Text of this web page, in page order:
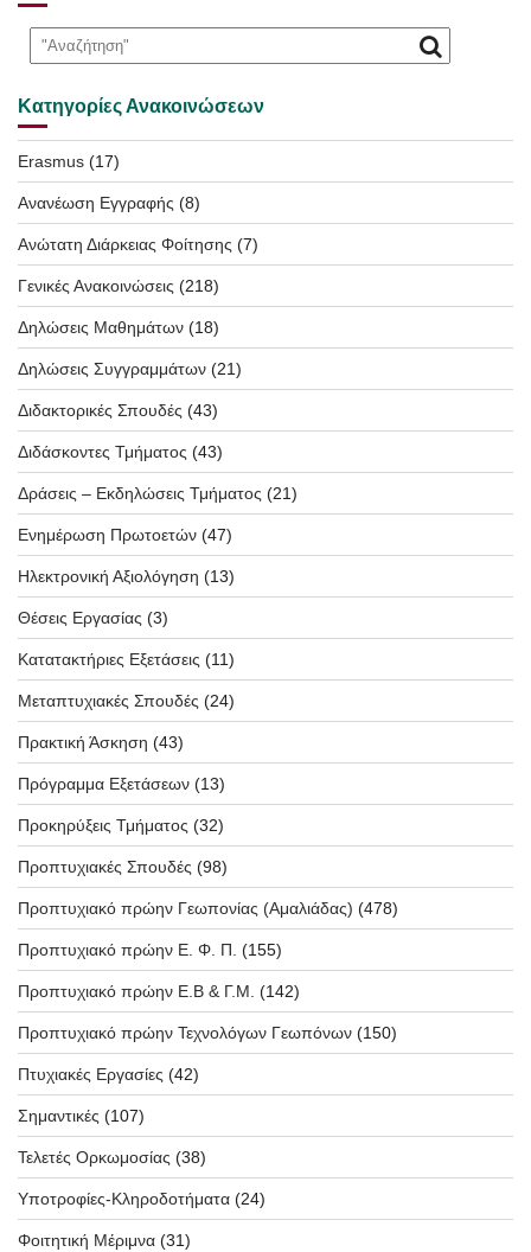
Κατηγορίες Ανακοινώσεων
Erasmus (17)
Ανανέωση Εγγραφής (8)
Ανώτατη Διάρκειας Φοίτησης (7)
Γενικές Ανακοινώσεις (218)
Δηλώσεις Μαθημάτων (18)
Δηλώσεις Συγγραμμάτων (21)
Διδακτορικές Σπουδές (43)
Διδάσκοντες Τμήματος (43)
Δράσεις – Εκδηλώσεις Τμήματος (21)
Ενημέρωση Πρωτοετών (47)
Ηλεκτρονική Αξιολόγηση (13)
Θέσεις Εργασίας (3)
Κατατακτήριες Εξετάσεις (11)
Μεταπτυχιακές Σπουδές (24)
Πρακτική Άσκηση (43)
Πρόγραμμα Εξετάσεων (13)
Προκηρύξεις Τμήματος (32)
Προπτυχιακές Σπουδές (98)
Προπτυχιακό πρώην Γεωπονίας (Αμαλιάδας) (478)
Προπτυχιακό πρώην Ε. Φ. Π. (155)
Προπτυχιακό πρώην Ε.Β & Γ.Μ. (142)
Προπτυχιακό πρώην Τεχνολόγων Γεωπόνων (150)
Πτυχιακές Εργασίες (42)
Σημαντικές (107)
Τελετές Ορκωμοσίας (38)
Υποτροφίες-Κληροδοτήματα (24)
Φοιτητική Μέριμνα (31)